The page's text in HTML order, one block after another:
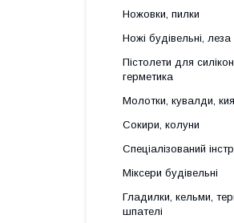
Ножовки, пилки
Ножі будівельні, леза
Пістолети для
герметика
Молотки, кувалди,
Сокири, колуни
Спеціалізований
Міксери будівельні
Гладилки, кельми,
шпателі